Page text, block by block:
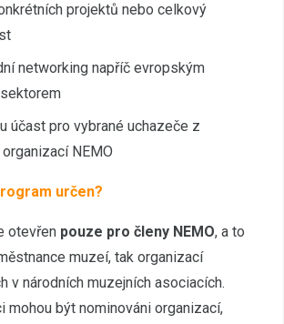
projektů nebo celkový
networking napříč evropským
účast pro vybrané uchazeče z
NEMO
určen?
otevřen pouze pro členy NEMO, a to
muzeí, tak organizací
v národních muzejních asociacích.
mohou být nominováni organizací,